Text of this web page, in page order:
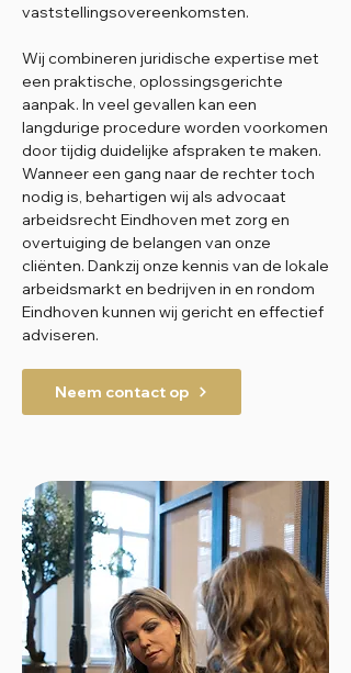
vaststellingsovereenkomsten.
Wij combineren juridische expertise met
een praktische, oplossingsgerichte
aanpak. In veel gevallen kan een
langdurige procedure worden voorkomen
door tijdig duidelijke afspraken te maken.
Wanneer een gang naar de rechter toch
nodig is, behartigen wij als advocaat
arbeidsrecht Eindhoven met zorg en
overtuiging de belangen van onze
cliënten. Dankzij onze kennis van de lokale
arbeidsmarkt en bedrijven in en rondom
Eindhoven kunnen wij gericht en effectief
adviseren.
Neem contact op